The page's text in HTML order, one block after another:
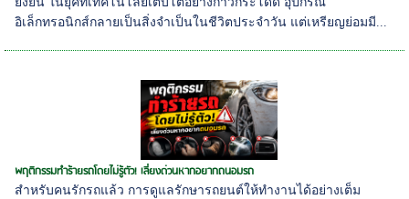
อิเล็กทรอนิกส์กลายเป็นสิ่งจำเป็นในชีวิตประจำวัน แต่เหรียญย่อมมี...
พฤติกรรมทำร้ายรถโดยไม่รู้ตัว! เลี่ยงด่วนหากอยากถนอมรถ
สำหรับคนรักรถแล้ว การดูแลรักษารถยนต์ให้ทำงานได้อย่างเต็ม